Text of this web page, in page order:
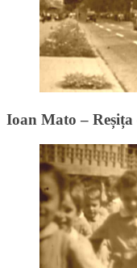
Ioan Mato – Reșița